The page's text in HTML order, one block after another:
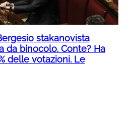
stakanovista
da binocolo. Conte? Ha
delle votazioni. Le